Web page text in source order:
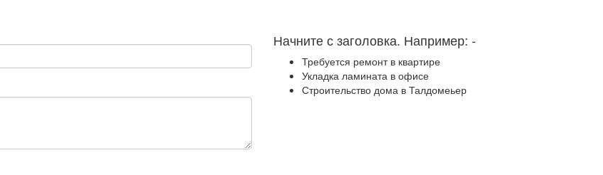
Начните с заголовка. Например: -
Требуется ремонт в квартире
Укладка ламината в офисе
Строительство дома в Талдомеьер